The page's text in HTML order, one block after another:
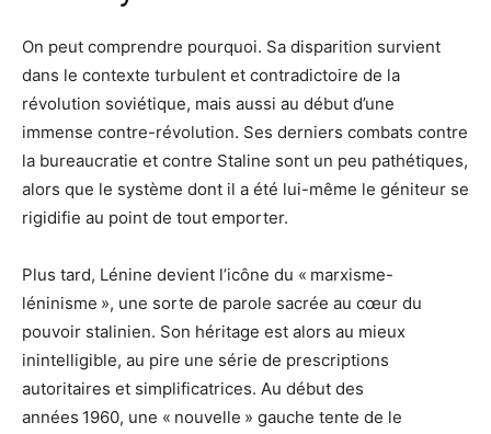
On peut comprendre pourquoi. Sa disparition survient
dans le contexte turbulent et contradictoire de la
révolution soviétique, mais aussi au début d’une
immense contre-révolution. Ses derniers combats contre
la bureaucratie et contre Staline sont un peu pathétiques,
alors que le système dont il a été lui-même le géniteur se
rigidifie au point de tout emporter.
Plus tard, Lénine devient l’icône du « marxisme-
léninisme », une sorte de parole sacrée au cœur du
pouvoir stalinien. Son héritage est alors au mieux
inintelligible, au pire une série de prescriptions
autoritaires et simplificatrices. Au début des
années 1960, une « nouvelle » gauche tente de le